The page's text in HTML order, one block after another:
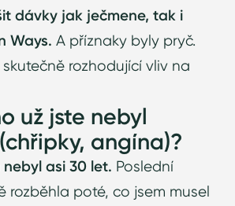
dávky jak ječmene, tak i
Ways. A příznaky byly pryč.
rozhodující vliv na
už jste nebyl
angína)?
asi 30 let. Poslední
rozběhla poté, co jsem musel